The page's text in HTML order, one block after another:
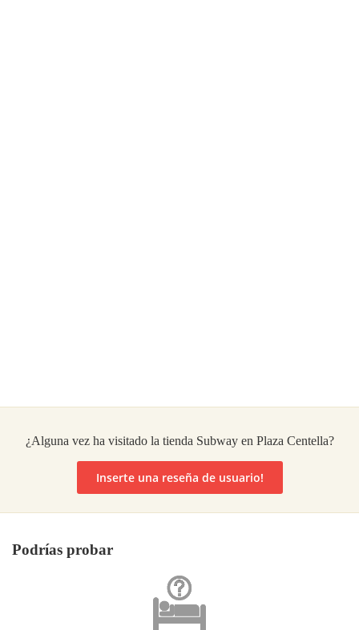
¿Alguna vez ha visitado la tienda Subway en Plaza Centella?
Inserte una reseña de usuario!
Podrías probar